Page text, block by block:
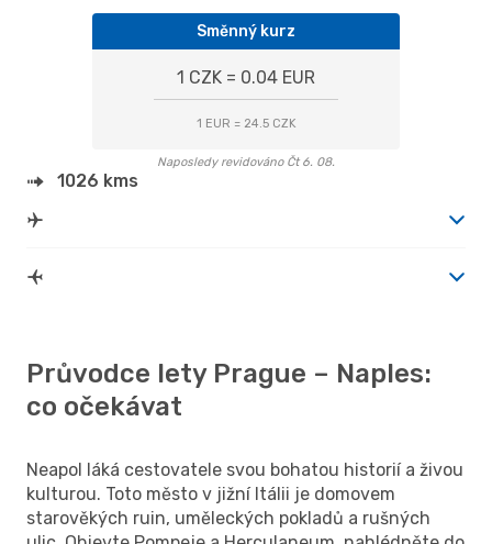
Směnný kurz
1 CZK = 0.04 EUR
1 EUR = 24.5 CZK
Naposledy revidováno Čt 6. 08.
1026 kms
Průvodce lety Prague – Naples:
co očekávat
Neapol láká cestovatele svou bohatou historií a živou
kulturou. Toto město v jižní Itálii je domovem
starověkých ruin, uměleckých pokladů a rušných